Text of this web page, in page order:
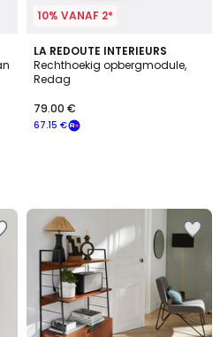
10% VANAF 2*
LA REDOUTE INTERIEURS
Rechthoekig opbergmodule,
Redag
67.15 €
79.00 €